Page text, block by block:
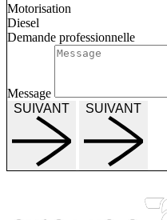
Motorisation
Diesel
Demande professionnelle
Message
SUIVANT
SUIVANT